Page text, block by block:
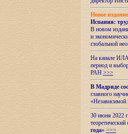
Новое
Испания:
В новом
и
глобальной
На канале
период и
РАН >>>
В Мадриде
главного
«Независимой
30 июня 2022
года» >>>